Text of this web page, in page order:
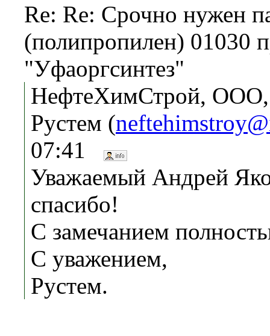
Re: Re: Срочно нужен
(полипропилен) 01030
"Уфаоргсинтез"
НефтеХимСтрой, ООО,
Рустем (
07:41
Уважаемый Андрей
спасибо!
С замечанием
С уважением,
Рустем.